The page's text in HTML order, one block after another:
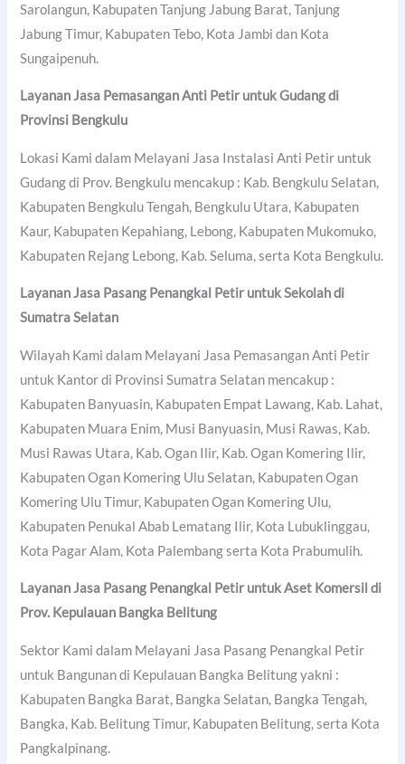
Sarolangun, Kabupaten Tanjung Jabung Barat, Tanjung
Jabung Timur, Kabupaten Tebo, Kota Jambi dan Kota
Sungaipenuh.
Layanan Jasa Pemasangan Anti Petir untuk Gudang di
Provinsi Bengkulu
Lokasi Kami dalam Melayani Jasa Instalasi Anti Petir untuk
Gudang di Prov. Bengkulu mencakup : Kab. Bengkulu Selatan,
Kabupaten Bengkulu Tengah, Bengkulu Utara, Kabupaten
Kaur, Kabupaten Kepahiang, Lebong, Kabupaten Mukomuko,
Kabupaten Rejang Lebong, Kab. Seluma, serta Kota Bengkulu.
Layanan Jasa Pasang Penangkal Petir untuk Sekolah di
Sumatra Selatan
Wilayah Kami dalam Melayani Jasa Pemasangan Anti Petir
untuk Kantor di Provinsi Sumatra Selatan mencakup :
Kabupaten Banyuasin, Kabupaten Empat Lawang, Kab. Lahat,
Kabupaten Muara Enim, Musi Banyuasin, Musi Rawas, Kab.
Musi Rawas Utara, Kab. Ogan Ilir, Kab. Ogan Komering Ilir,
Kabupaten Ogan Komering Ulu Selatan, Kabupaten Ogan
Komering Ulu Timur, Kabupaten Ogan Komering Ulu,
Kabupaten Penukal Abab Lematang Ilir, Kota Lubuklinggau,
Kota Pagar Alam, Kota Palembang serta Kota Prabumulih.
Layanan Jasa Pasang Penangkal Petir untuk Aset Komersil di
Prov. Kepulauan Bangka Belitung
Sektor Kami dalam Melayani Jasa Pasang Penangkal Petir
untuk Bangunan di Kepulauan Bangka Belitung yakni :
Kabupaten Bangka Barat, Bangka Selatan, Bangka Tengah,
Bangka, Kab. Belitung Timur, Kabupaten Belitung, serta Kota
Pangkalpinang.